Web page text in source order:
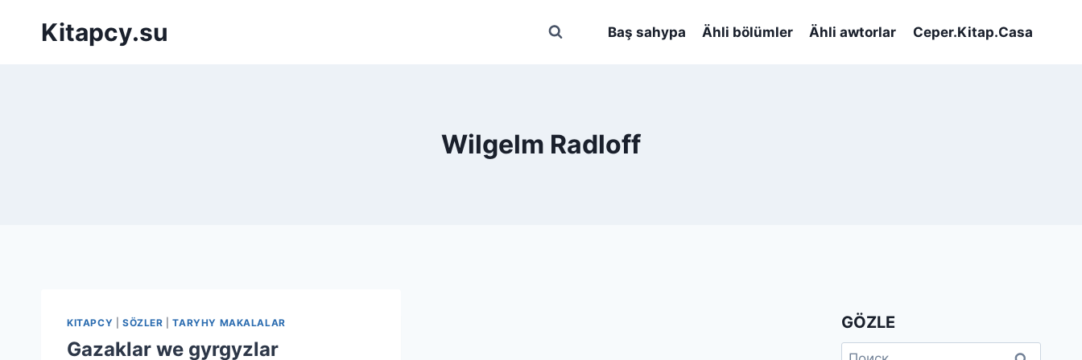
Kitapcy.su Baş sahypa Ähli bölümler Ähli awtorlar Ceper.Kitap.Casa
Wilgelm Radloff
KITAPCY SÖZLER |TARYHY MAKALALAR
Gazaklar we gyrgyzlar
GÖZLE
Найти: